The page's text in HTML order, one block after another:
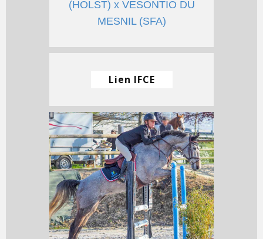
(HOLST) x VESONTIO DU
MESNIL (SFA)
Lien IFCE